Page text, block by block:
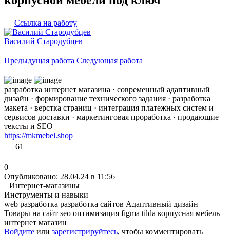
Ссылка на работу
Василий Стародубцев
Предыдущая работа Следующая работа
разработка интернет магазина · современный адаптивный
дизайн · формирование технического задания · разработка
макета · верстка страниц · интеграция платежных систем и
сервисов доставки · маркетинговая проработка · продающие
тексты и SEO
https://mkmebel.shop
61
0
Опубликовано: 28.04.24 в 11:56
Интернет-магазины
Инструменты и навыки
web разработка разработка сайтов Адаптивный дизайн
Товары на сайт seo оптимизация figma tilda корпусная мебель
интернет магазин
Войдите или зарегистрируйтесь, чтобы комментировать